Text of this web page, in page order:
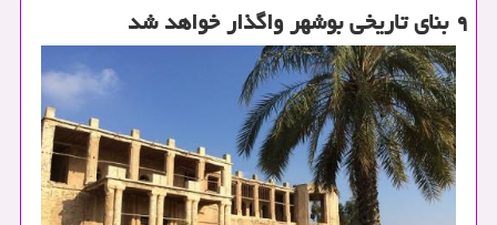
۹ بنای تاریخی بوشهر واگذار خواهد شد